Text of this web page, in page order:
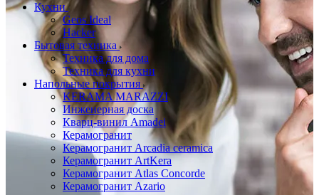
Кухни
Geos Ideal
Hacker
Бытовая техника
Техника для дома
Техника для кухни
Напольные покрытия
KERAMA MARAZZI
Инженерная доска
Кварц-винил Amadei
Керамогранит
Керамогранит Arcadia ceramica
Керамогранит ArtKera
Керамогранит Atlas Concorde
Керамогранит Azario